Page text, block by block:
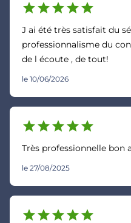
starstarstarstarstar
J ai été très satisfait du
professionnalisme du
de l écoute , de tout!
le 10/06/2026
starstarstarstarstar
Très professionnelle bon
le 27/08/2025
starstarstarstarstar